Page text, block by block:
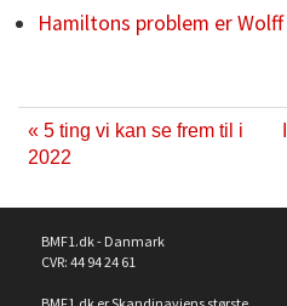
Hamiltons problem er Wolff
« 5 ting vi kan se frem til i
2022
BMF1.dk - Danmark
CVR: 44 94 24 61